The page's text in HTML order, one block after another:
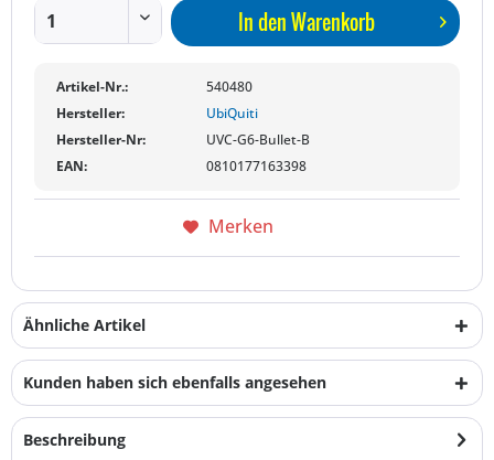
In denWarenkorb
Artikel-Nr.:
540480
Hersteller:
UbiQuiti
Hersteller-Nr:
UVC-G6-Bullet-B
EAN:
0810177163398
Merken
Ähnliche Artikel
Kunden haben sich ebenfalls angesehen
Beschreibung